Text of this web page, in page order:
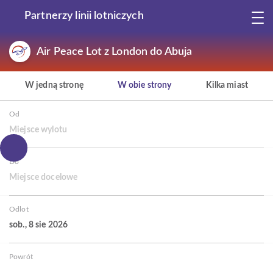
Partnerzy linii lotniczych
Air Peace Lot z London do Abuja
W jedną stronę W obie strony Kilka miast
Od
Miejsce wylotu
Do
Miejsce docelowe
Odlot
sob., 8 sie 2026
Powrót